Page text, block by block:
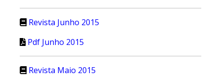
Revista Junho 2015
Pdf Junho 2015
Revista Maio 2015